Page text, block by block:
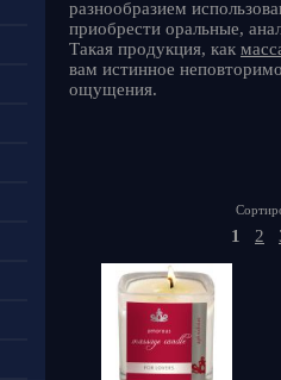
разнообразием
приобрести оральные,
Такая продукция, как
вам истинное
ощущения.
1 2